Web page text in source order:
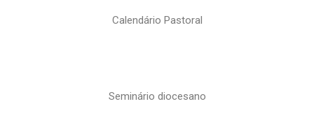
Calendário Pastoral
Seminário diocesano